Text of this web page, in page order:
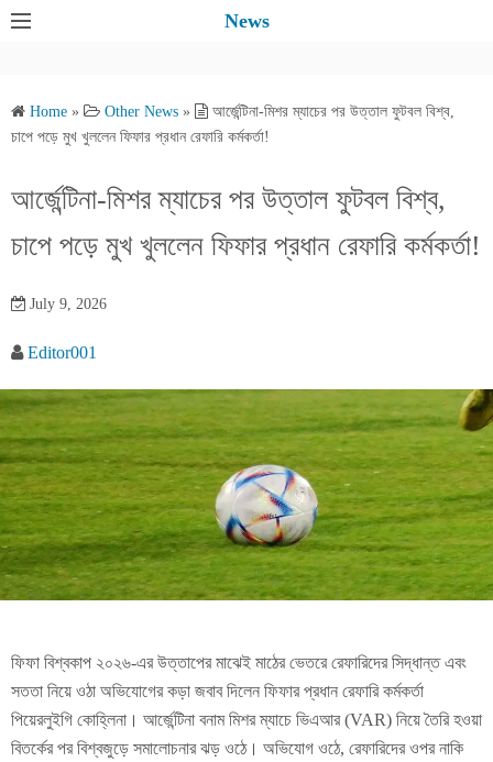
News
Home » Other News »
আর্জেন্টিনা-মিশর ম্যাচের পর উত্তাল ফুটবল বিশ্ব,
চাপে পড়ে মুখ খুললেন ফিফার প্রধান রেফারি কর্মকর্তা!
আর্জেন্টিনা-মিশর ম্যাচের পর উত্তাল ফুটবল বিশ্ব,
চাপে পড়ে মুখ খুললেন ফিফার প্রধান রেফারি কর্মকর্তা!
July 9, 2026
Editor001
ফিফা বিশ্বকাপ ২০২৬-এর উত্তাপের মাঝেই মাঠের ভেতরে রেফারিদের সিদ্ধান্ত এবং
সততা নিয়ে ওঠা অভিযোগের কড়া জবাব দিলেন ফিফার প্রধান রেফারি কর্মকর্তা
পিয়েরলুইগি কোহ্লিনা। আর্জেন্টিনা বনাম মিশর ম্যাচে ভিএআর (VAR) নিয়ে তৈরি হওয়া
বিতর্কের পর বিশ্বজুড়ে সমালোচনার ঝড় ওঠে। অভিযোগ ওঠে, রেফারিদের ওপর নাকি